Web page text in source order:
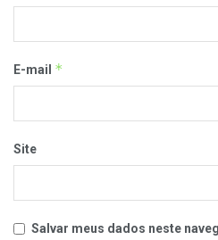
E-mail *
Site
Salvar meus dados neste